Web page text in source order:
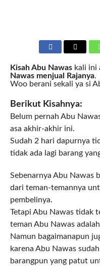
Kisah Abu Nawaskali ini
Nawas menjual Rajanya.
Woo berani sekali ya si
Berikut Kisahnya:
Belum pernah Abu
asa akhir-akhir ini.
Sudah 2 hari dapurnya
tidak ada lagi barang
Sebenarnya Abu Nawas
dari teman-temannya
pembelinya.
Tetapi Abu Nawas tidak
teman Abu Nawas
Namun bagaimanapun
karena Abu Nawas
barangpun yang patut